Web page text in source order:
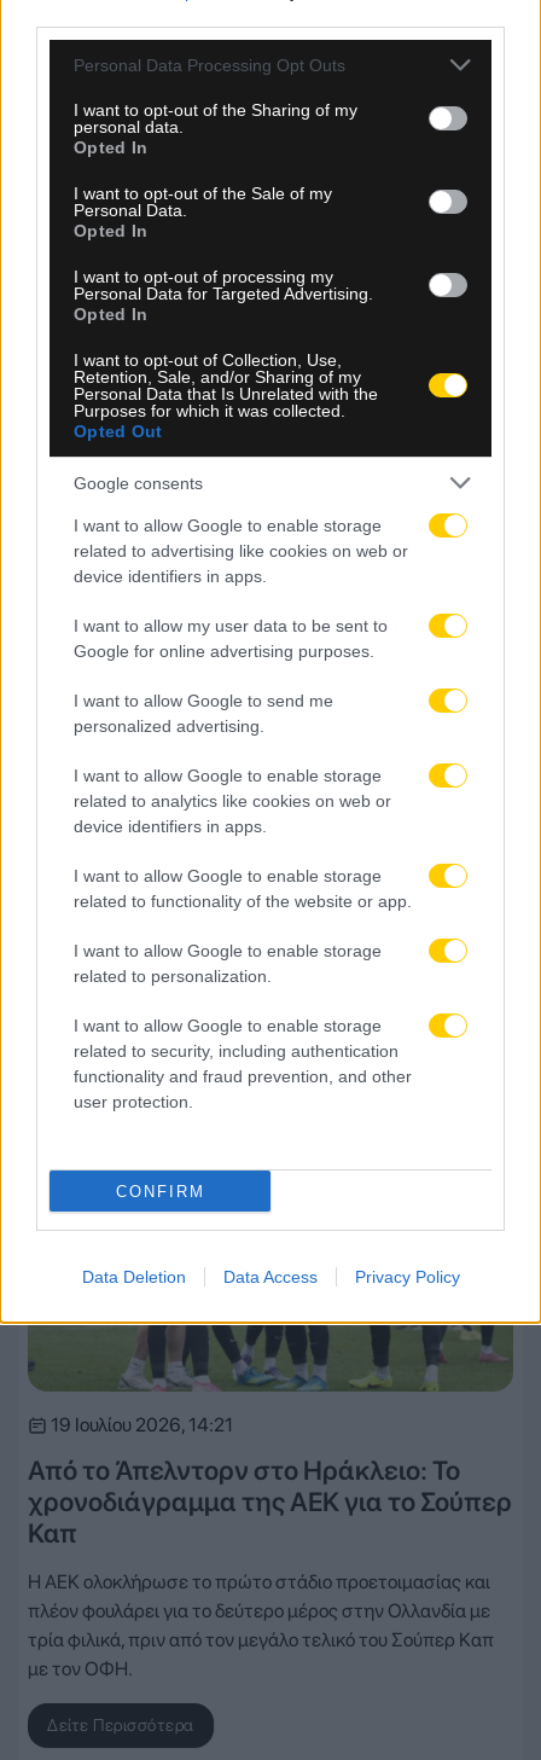
Please note that this website/app uses one or more Google
not limited to your visit or usage behaviour. You may click to
grant or deny consent to Google and its third-party tags to
use your data for below specified purposes in below Google
consent section.
Personal Data Processing Opt Outs
I want to opt-out of the Sharing of my
personal data.
Opted In
I want to opt-out of the Sale of my
Personal Data.
Opted In
I want to opt-out of processing my
Personal Data for Targeted Advertising.
Opted In
I want to opt-out of Collection, Use,
Retention, Sale, and/or Sharing of my
Personal Data that Is Unrelated with the
Purposes for which it was collected.
Opted Out
Google consents
I want to allow Google to enable storage
related to advertising like cookies on web or
device identifiers in apps.
I want to allow my user data to be sent to
Google for online advertising purposes.
I want to allow Google to send me
personalized advertising.
I want to allow Google to enable storage
related to analytics like cookies on web or
device identifiers in apps.
I want to allow Google to enable storage
related to functionality of the website or app.
I want to allow Google to enable storage
related to personalization.
I want to allow Google to enable storage
related to security, including authentication
functionality and fraud prevention, and other
user protection.
CONFIRM
Data Deletion Data Access Privacy Policy
της νέας αγωνιστικής σεζόν. Η κάμερα του ΑΕΚ TV
βρέθηκε στο προπονητικό κέντρο και κατέγραψε πλάνα
από την προσπάθεια των ποδοσφαιριστών της ΑΕΚ,
μεταφέροντας εικόνες από τη…
Δείτε Περισσότερα
Ποδόσφαιρο
23 Ιουλίου 2026, 23:04
προπόνηση της ΑΕΚ!
πραγματοποιηθεί και η δεύτερη φάση της καλοκαιρινής
προετοιμασίας της ενόψει της νέας αγωνιστικής
περιόδου. Οι «κιτρινόμαυροι» πάτησαν ξανά το χορτάρι το
απόγευμα, πραγματοποιώντας την πρώτη τους
προπόνηση μετά την επιστροφή στην ολλανδική πόλη, με
Δείτε Περισσότερα
Ποδόσφαιρο
19 Ιουλίου 2026, 14:21
Από το Άπελντορν στο Ηράκλειο: Το
χρονοδιάγραμμα της ΑΕΚ για το Σούπερ
Καπ
Η ΑΕΚ ολοκλήρωσε το πρώτο στάδιο προετοιμασίας και
πλέον φουλάρει για το δεύτερο μέρος στην Ολλανδία με
τρία φιλικά, πριν από τον μεγάλο τελικό του Σούπερ Καπ
με τον ΟΦΗ.
Δείτε Περισσότερα